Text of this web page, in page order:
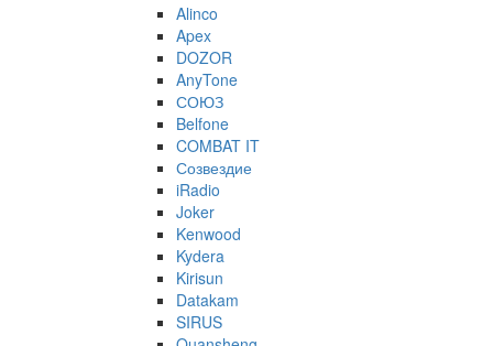
Alinco
Apex
DOZOR
AnyTone
СОЮЗ
Belfone
COMBAT IT
Созвездие
iRadio
Joker
Kenwood
Kydera
Kirisun
Datakam
SIRUS